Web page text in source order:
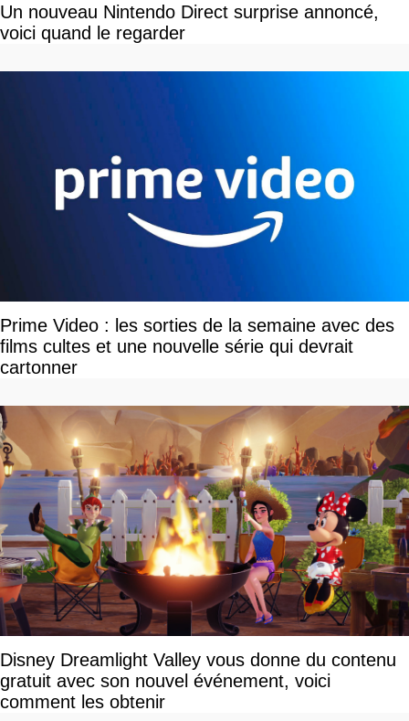
Un nouveau Nintendo Direct surprise annoncé,
voici quand le regarder
Prime Video : les sorties de la semaine avec des
films cultes et une nouvelle série qui devrait
cartonner
Disney Dreamlight Valley vous donne du contenu
gratuit avec son nouvel événement, voici
comment les obtenir